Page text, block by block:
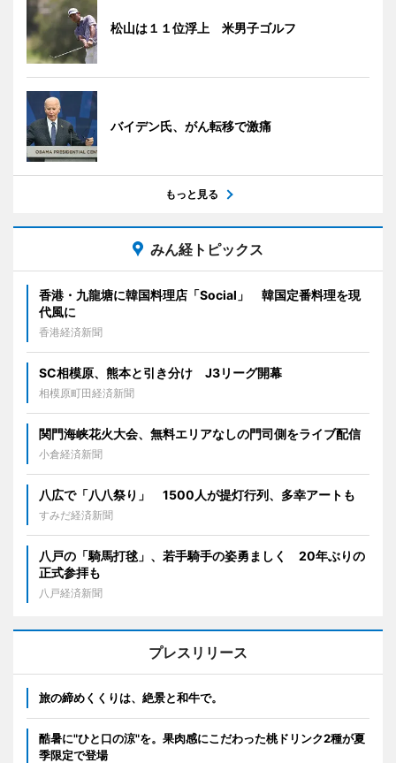
松山は１１位浮上 米男子ゴルフ
バイデン氏、がん転移で激痛
もっと見る
みん経トピックス
香港・九龍塘に韓国料理店「Social」 韓国定番料理を現
代風に
香港経済新聞
SC相模原、熊本と引き分け J3リーグ開幕
相模原町田経済新聞
関門海峡花火大会、無料エリアなしの門司側をライブ配信
小倉経済新聞
八広で「八八祭り」 1500人が提灯行列、多幸アートも
すみだ経済新聞
八戸の「騎馬打毬」、若手騎手の姿勇ましく 20年ぶりの
正式参拝も
八戸経済新聞
プレスリリース
旅の締めくくりは、絶景と和牛で。
酷暑に"ひと口の涼"を。果肉感にこだわった桃ドリンク2種が夏
季限定で登場